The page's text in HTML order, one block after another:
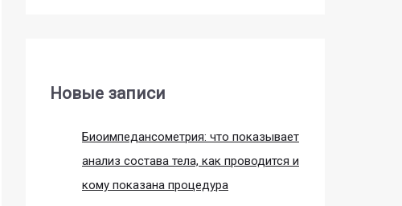
Новые записи
Биоимпедансометрия: что показывает
анализ состава тела, как проводится и
кому показана процедура